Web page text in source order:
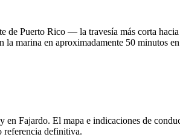
de Puerto Rico — la travesía más corta
la marina en aproximadamente 50
Fajardo. El mapa e indicaciones de
referencia definitiva.